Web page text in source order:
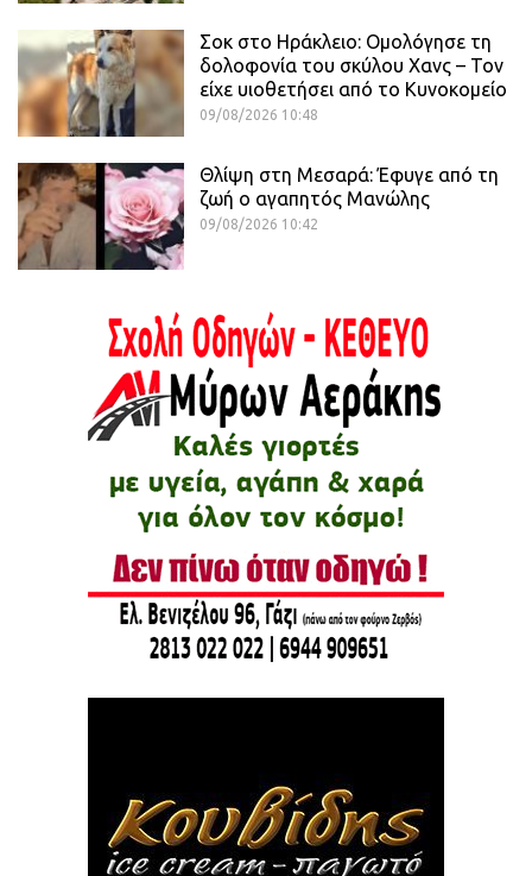
Σοκ στο Ηράκλειο: Ομολόγησε τη
δολοφονία του σκύλου Χανς – Τον
είχε υιοθετήσει από το Κυνοκομείο
09/08/2026 10:48
Θλίψη στη Μεσαρά: Έφυγε από τη
ζωή ο αγαπητός Μανώλης
09/08/2026 10:42